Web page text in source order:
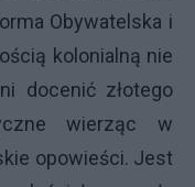
Obywatelska i
kolonialną nie
docenić złotego
wierząc w
opowieści. Jest